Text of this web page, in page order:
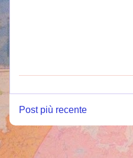
Post più recente